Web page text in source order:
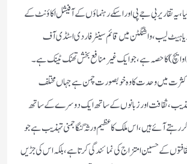
تقاریر بی جے پی اور اسکے رہنماؤں کے آفیشل اکاؤنٹ کے
ہیٹ لیب، واشنگٹن میں قائم سینٹر فار دی اسٹڈی آف
ایچ) کا حصہ ہے،جو ایک غیر منافع بخش تھنک ٹینک ہے۔
کثرت میں وحدت کا وہ خوبصورت چمن ہے جہاں مختلف
اور زبانوں کے ساتھ ایک دوسرے کے ساتھ
آئے ہیں،اس ملک کا عظیم ورثہ گنگا جمنی تہذیب ہے جو
کے حسین امتزاج کی نمائندگی کرتا ہے،بلکہ اس کی جڑیں